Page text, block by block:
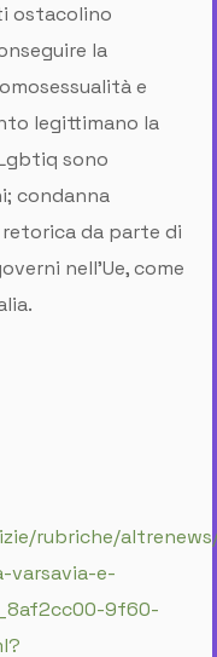
ostacolino
la
e
legittimano la
sono
condanna
da parte di
nell'Ue, come
rubriche/
varsavia-e-
9f60-